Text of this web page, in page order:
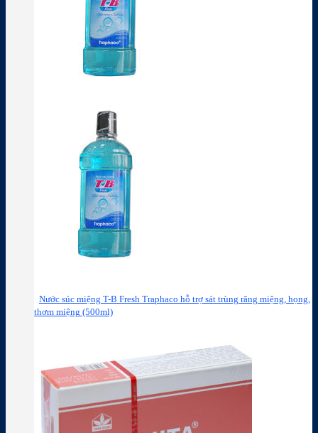
Nước súc miệng T-B Fresh Traphaco hỗ trợ sát trùng răng miệng, họng,
thơm miệng (500ml)